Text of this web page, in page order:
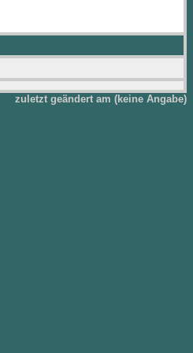
zuletzt geändert am (keine Angabe)